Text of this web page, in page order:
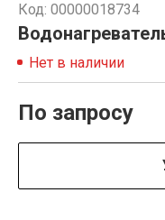
Код: 00000018734
Нет в наличии
По запросу